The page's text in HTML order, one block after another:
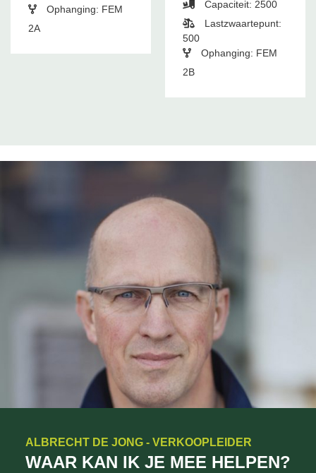
Ophanging: FEM
2A
Capaciteit: 2500
Lastzwaartepunt:
500
Ophanging: FEM
2B
ALBRECHT DE JONG - VERKOOPLEIDER
WAAR KAN IK JE MEE HELPEN?